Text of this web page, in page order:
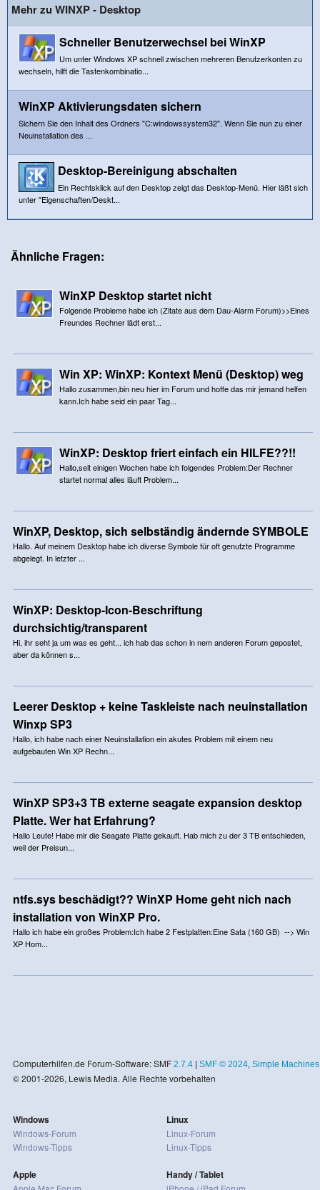
Mehr zu WINXP - Desktop
Schneller Benutzerwechsel bei WinXP
Um unter Windows XP schnell zwischen mehreren Benutzerkonten zu
wechseln, hilft die Tastenkombinatio...
WinXP Aktivierungsdaten sichern
Sichern Sie den Inhalt des Ordners "C:windowssystem32". Wenn Sie nun zu einer
Neuinstallation des ...
Desktop-Bereinigung abschalten
Ein Rechtsklick auf den Desktop zeigt das Desktop-Menü. Hier läßt sich
unter "Eigenschaften/Deskt...
Ähnliche Fragen:
WinXP Desktop startet nicht
Folgende Probleme habe ich (Zitate aus dem Dau-Alarm Forum)>>Eines
Freundes Rechner lädt erst...
Win XP: WinXP: Kontext Menü (Desktop) weg
Hallo zusammen,bin neu hier im Forum und hoffe das mir jemand helfen
kann.Ich habe seid ein paar Tag...
WinXP: Desktop friert einfach ein HILFE??!!
Hallo,seit einigen Wochen habe ich folgendes Problem:Der Rechner
startet normal alles läuft Problem...
WinXP, Desktop, sich selbständig ändernde SYMBOLE
Hallo. Auf meinem Desktop habe ich diverse Symbole für oft genutzte Programme
abgelegt. In letzter ...
WinXP: Desktop-Icon-Beschriftung
durchsichtig/transparent
Hi, ihr seht ja um was es geht... ich hab das schon in nem anderen Forum gepostet,
aber da können s...
Leerer Desktop + keine Taskleiste nach neuinstallation
Winxp SP3
Hallo, ich habe nach einer Neuinstallation ein akutes Problem mit einem neu
aufgebauten Win XP Rechn...
WinXP SP3+3 TB externe seagate expansion desktop
Platte. Wer hat Erfahrung?
Hallo Leute! Habe mir die Seagate Platte gekauft. Hab mich zu der 3 TB entschieden,
weil der Preisun...
ntfs.sys beschädigt?? WinXP Home geht nich nach
installation von WinXP Pro.
Hallo ich habe ein großes Problem:Ich habe 2 Festplatten:Eine Sata (160 GB) --> Win
XP Hom...
Computerhilfen.de Forum-Software: SMF 2.7.4| SMF © 2024, Simple Machines
© 2001-2026, Lewis Media. Alle Rechte vorbehalten
Windows
Windows-Forum
Windows-Tipps
Apple
Linux
Linux-Forum
Linux-Tipps
Handy / Tablet